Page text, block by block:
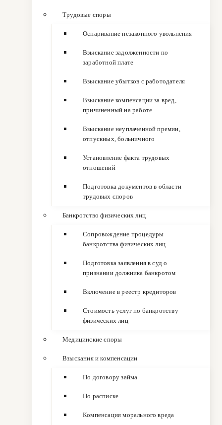
Трудовые споры
Оспаривание незаконного увольнения
Взыскание задолженности по
заработной плате
Взыскание убытков с работодателя
Взыскание компенсации за вред,
причиненный на работе
Взыскание неуплаченной премии,
отпускных, больничного
Установление факта трудовых
отношений
Подготовка документов в области
трудовых споров
Банкротство физических лиц
Сопровождение процедуры
банкротства физических лиц
Подготовка заявления в суд о
признании должника банкротом
Включение в реестр кредиторов
Стоимость услуг по банкротству
физических лиц
Медицинские споры
Взыскания и компенсации
По договору займа
По расписке
Компенсация морального вреда